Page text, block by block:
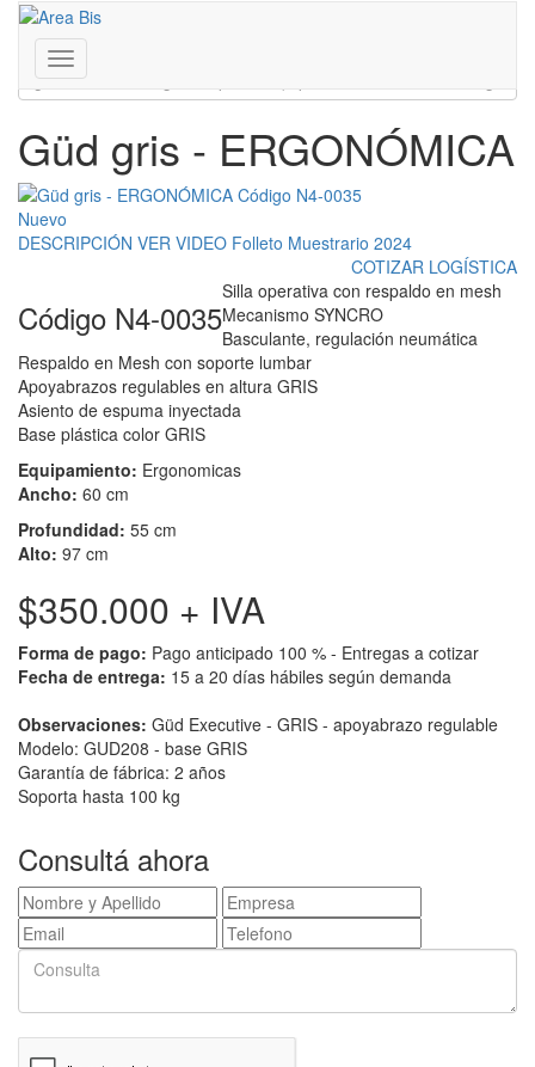
Toggle
navigation
Inicio / Presentación de la fábrica N4
Güd gris - ERGONÓMICA
Güd gris - ERGONÓMICA
Nuevo
DESCRIPCIÓN VER VIDEO Folleto Muestrario 2024
COTIZAR LOGÍSTICA
Código N4-0035
Silla operativa con respaldo en mesh
Mecanismo SYNCRO
Basculante, regulación neumática
Respaldo en Mesh con soporte lumbar
Apoyabrazos regulables en altura GRIS
Asiento de espuma inyectada
Base plástica color GRIS
Equipamiento: Ergonomicas
Ancho: 60 cm
Profundidad: 55 cm
Alto: 97 cm
$350.000 + IVA
Forma de pago: Pago anticipado 100 % - Entregas a cotizar
Fecha de entrega: 15 a 20 días hábiles según demanda
Observaciones: Güd Executive - GRIS - apoyabrazo regulable
Modelo: GUD208 - base GRIS
Garantía de fábrica: 2 años
Soporta hasta 100 kg
Consultá ahora